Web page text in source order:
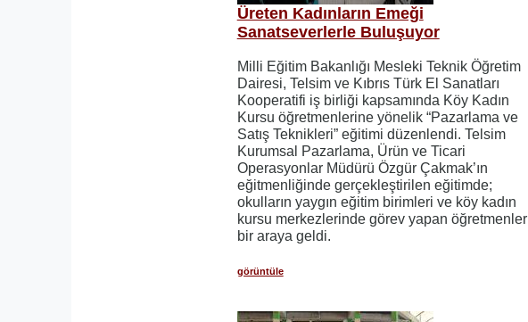
Üreten Kadınların Emeği
Sanatseverlerle Buluşuyor
Milli Eğitim Bakanlığı Mesleki Teknik Öğretim
Dairesi, Telsim ve Kıbrıs Türk El Sanatları
Kooperatifi iş birliği kapsamında Köy Kadın
Kursu öğretmenlerine yönelik “Pazarlama ve
Satış Teknikleri” eğitimi düzenlendi. Telsim
Kurumsal Pazarlama, Ürün ve Ticari
Operasyonlar Müdürü Özgür Çakmak’ın
eğitmenliğinde gerçekleştirilen eğitimde;
okulların yaygın eğitim birimleri ve köy kadın
kursu merkezlerinde görev yapan öğretmenler
bir araya geldi.
görüntüle